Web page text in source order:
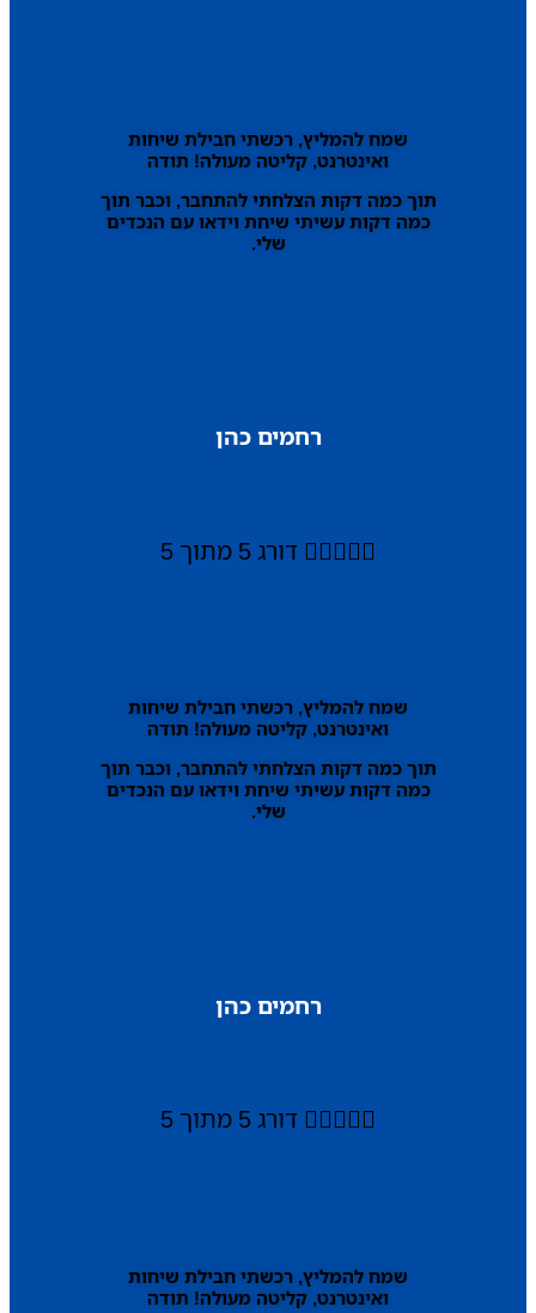
שמח להמליץ, רכשתי חבילת שיחות
ואינטרנט, קליטה מעולה! תודה
תוך כמה דקות הצלחתי להתחבר, וכבר תוך
כמה דקות עשיתי שיחת וידאו עם הנכדים
שלי.
רחמים כהן
 דורג 5 מתוך 5
שמח להמליץ, רכשתי חבילת שיחות
ואינטרנט, קליטה מעולה! תודה
תוך כמה דקות הצלחתי להתחבר, וכבר תוך
כמה דקות עשיתי שיחת וידאו עם הנכדים
שלי.
רחמים כהן
 דורג 5 מתוך 5
שמח להמליץ, רכשתי חבילת שיחות
ואינטרנט, קליטה מעולה! תודה